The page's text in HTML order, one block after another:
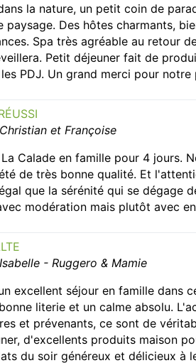
la nature, un petit coin de
paysage. Des hôtes charmants,
Spa très agréable au retour
Petit déjeuner fait de
PDJ. Un grand merci pour
et Françoise
Calade en famille pour 4 jours.
de très bonne qualité. Et
que la sérénité qui se dégage
modération mais plutôt avec
- Ruggero & Mamie
excellent séjour en famille
literie et un calme absolu.
et prévenants, ce sont de
d'excellents produits maison
du soir généreux et délicieux